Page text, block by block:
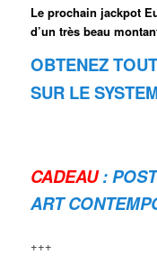
Le prochain jackpot
d’un très beau
OBTENEZ
SUR LE
CADEAU:
ART
+++